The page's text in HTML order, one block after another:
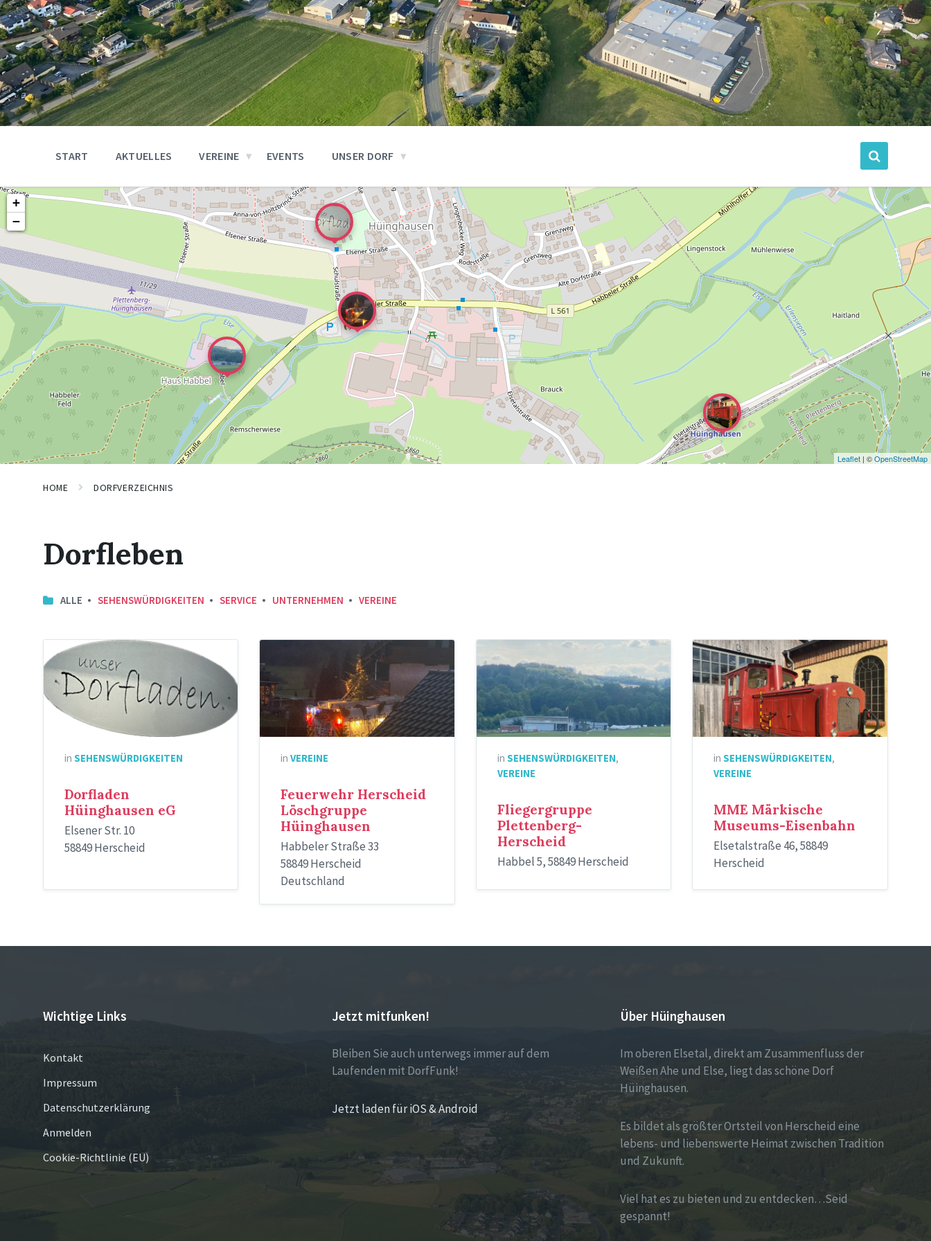
START AKTUELLES VEREINE EVENTS UNSER DORF
+
−
Leaflet | ©OpenStreetMap
HOME DORFVERZEICHNIS
Dorfleben
ALLE SEHENSWÜRDIGKEITEN SERVICE UNTERNEHMEN VEREINE
in SEHENSWÜRDIGKEITEN
Dorfladen
Hüinghausen eG
Elsener Str. 10
58849 Herscheid
inVEREINE
Feuerwehr Herscheid
Löschgruppe
Hüinghausen
Habbeler Straße 33
58849 Herscheid
Deutschland
in SEHENSWÜRDIGKEITEN,
VEREINE
Fliegergruppe
Plettenberg-
Herscheid
Habbel 5, 58849 Herscheid
MME-
Lok
inSEHENSWÜRDIGKEITEN,
VEREINE
MME Märkische
Museums-Eisenbahn
Elsetalstraße 46, 58849
Herscheid
Wichtige Links
Kontakt
Impressum
Datenschutzerklärung
Anmelden
Cookie-Richtlinie (EU)
Jetzt mitfunken!
Bleiben Sie auch unterwegs immer auf dem
Laufenden mit DorfFunk!
Jetzt laden für iOS & Android
Über Hüinghausen
Im oberen Elsetal, direkt am Zusammenfluss der
Weißen Ahe und Else, liegt das schöne Dorf
Hüinghausen.
Es bildet als größter Ortsteil von Herscheid eine
lebens- und liebenswerte Heimat zwischen Tradition
und Zukunft.
Viel hat es zu bieten und zu entdecken…Seid
gespannt!